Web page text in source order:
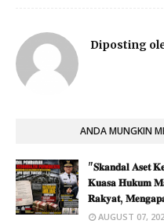
Diposting
ANDA MUNGKIN
"𝐒𝐤𝐚𝐧𝐝𝐚𝐥 𝐀𝐬𝐞𝐭
𝐊𝐮𝐚𝐬𝐚 𝐇𝐮𝐤𝐮𝐦
𝐑𝐚𝐤𝐲𝐚𝐭,
AUGUST 07,